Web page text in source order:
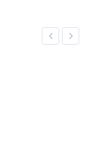
Previous
Next